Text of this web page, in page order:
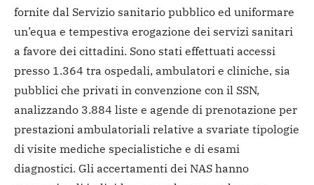
fornite dal Servizio sanitario pubblico ed uniformare
un’equa e tempestiva erogazione dei servizi sanitari
a favore dei cittadini. Sono stati effettuati accessi
presso 1.364 tra ospedali, ambulatori e cliniche, sia
pubblici che privati in convenzione con il SSN,
analizzando 3.884 liste e agende di prenotazione per
prestazioni ambulatoriali relative a svariate tipologie
di visite mediche specialistiche e di esami
diagnostici. Gli accertamenti dei NAS hanno